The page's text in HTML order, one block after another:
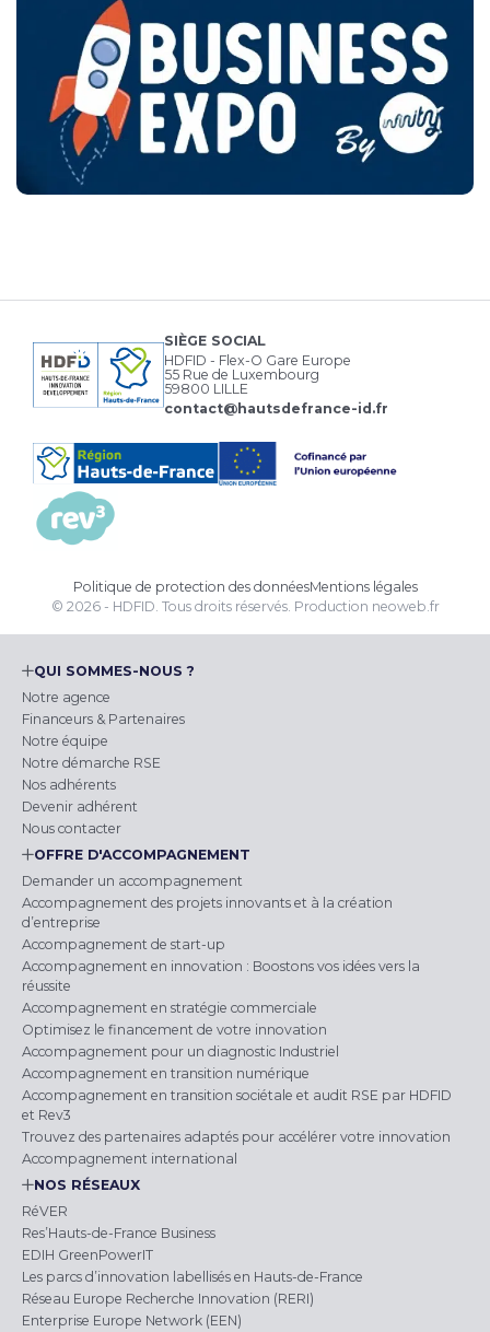
SIÈGE SOCIAL
HDFID - Flex-O Gare Europe
55 Rue de Luxembourg
59800 LILLE
contact@hautsdefrance-id.fr
Politique de protection des donnéesMentions légales
© 2026 - HDFID. Tous droits réservés. Production neoweb.fr
QUI SOMMES-NOUS ?
Notre agence
Financeurs & Partenaires
Notre équipe
Notre démarche RSE
Nos adhérents
Devenir adhérent
Nous contacter
OFFRE D'ACCOMPAGNEMENT
Demander un accompagnement
Accompagnement des projets innovants et à la création
d’entreprise
Accompagnement de start-up
Accompagnement en innovation : Boostons vos idées vers la
réussite
Accompagnement en stratégie commerciale
Optimisez le financement de votre innovation
Accompagnement pour un diagnostic Industriel
Accompagnement en transition numérique
Accompagnement en transition sociétale et audit RSE par HDFID
et Rev3
Trouvez des partenaires adaptés pour accélérer votre innovation
Accompagnement international
NOS RÉSEAUX
RéVER
Res’Hauts-de-France Business
EDIH GreenPowerIT
Les parcs d’innovation labellisés en Hauts-de-France
Réseau Europe Recherche Innovation (RERI)
Enterprise Europe Network (EEN)